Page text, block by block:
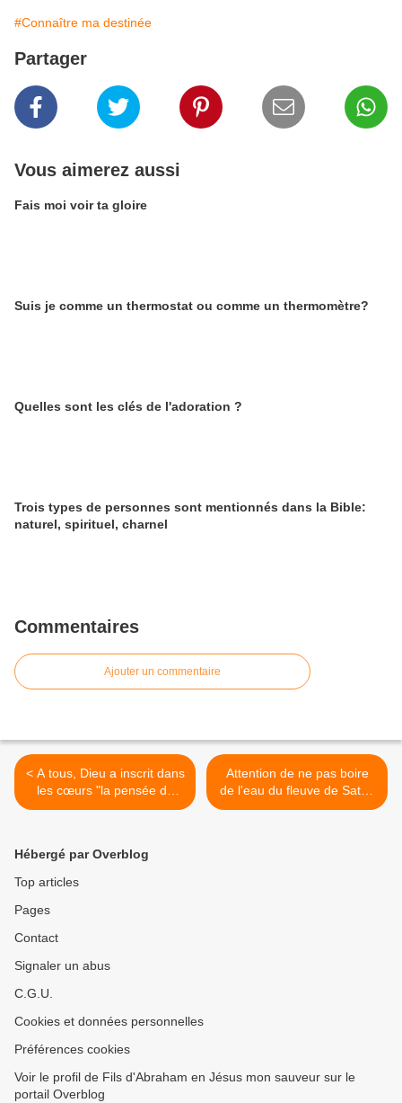
#Connaître ma destinée
Partager
Vous aimerez aussi
Fais moi voir ta gloire
Suis je comme un thermostat ou comme un thermomètre?
Quelles sont les clés de l'adoration ?
Trois types de personnes sont mentionnés dans la Bible:
naturel, spirituel, charnel
Commentaires
Ajouter un commentaire
< A tous, Dieu a inscrit dans
les cœurs "la pensée de
l'éternité"
Attention de ne pas boire
de l'eau du fleuve de Satan
>
Hébergé par Overblog
Top articles
Pages
Contact
Signaler un abus
C.G.U.
Cookies et données personnelles
Préférences cookies
Voir le profil de Fils d'Abraham en Jésus mon sauveur sur le
portail Overblog